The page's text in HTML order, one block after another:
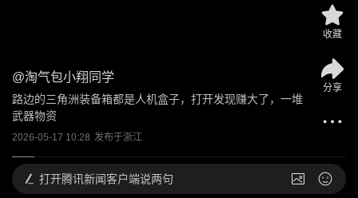
@淘气包小翔同学
路边的三角洲装备箱都是人机盒子，打开发现赚大了，一堆
武器物资
2026-05-17 10:28 发布于浙江
收藏
分享
打开腾讯新闻客户端说两句